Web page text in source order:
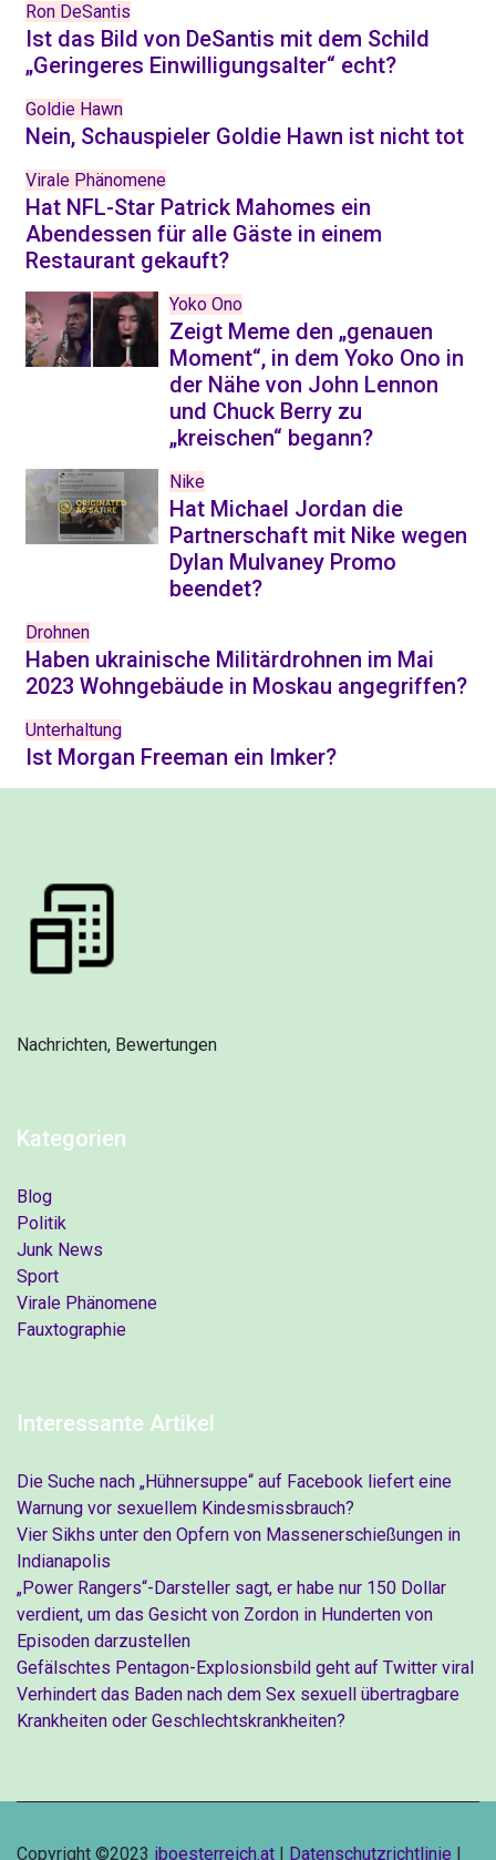
Ron DeSantis
Ist das Bild von DeSantis mit dem Schild
„Geringeres Einwilligungsalter“ echt?
Goldie Hawn
Nein, Schauspieler Goldie Hawn ist nicht tot
Virale Phänomene
Hat NFL-Star Patrick Mahomes ein
Abendessen für alle Gäste in einem
Restaurant gekauft?
Yoko Ono
Zeigt Meme den „genauen
Moment“, in dem Yoko Ono in
der Nähe von John Lennon
und Chuck Berry zu
„kreischen“ begann?
Nike
Hat Michael Jordan die
Partnerschaft mit Nike wegen
Dylan Mulvaney Promo
beendet?
Drohnen
Haben ukrainische Militärdrohnen im Mai
2023 Wohngebäude in Moskau angegriffen?
Unterhaltung
Ist Morgan Freeman ein Imker?
Nachrichten, Bewertungen
Kategorien
Blog
Politik
Junk News
Sport
Virale Phänomene
Fauxtographie
Interessante Artikel
Die Suche nach „Hühnersuppe“ auf Facebook liefert eine
Warnung vor sexuellem Kindesmissbrauch?
Vier Sikhs unter den Opfern von Massenerschießungen in
Indianapolis
„Power Rangers“-Darsteller sagt, er habe nur 150 Dollar
verdient, um das Gesicht von Zordon in Hunderten von
Episoden darzustellen
Gefälschtes Pentagon-Explosionsbild geht auf Twitter viral
Verhindert das Baden nach dem Sex sexuell übertragbare
Krankheiten oder Geschlechtskrankheiten?
Copyright ©2023 iboesterreich.at | Datenschutzrichtlinie |